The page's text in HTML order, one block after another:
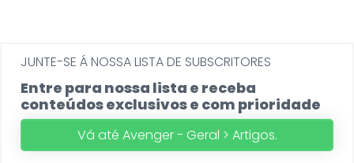
JUNTE-SE Á NOSSA LISTA DE SUBSCRITORES
Entre para nossa lista e receba
conteúdos exclusivos e com prioridade
Vá até Avenger - Geral > Artigos.